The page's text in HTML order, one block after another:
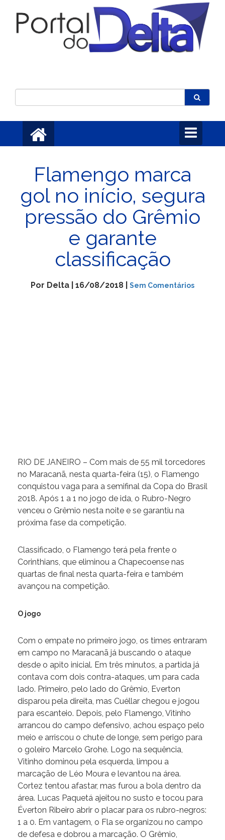
Toggle
navigation
Flamengo marca
gol no início, segura
pressão do Grêmio
e garante
classificação
Por Delta | 16/08/2018 | Sem Comentários
RIO DE JANEIRO – Com mais de 55 mil torcedores
no Maracanã, nesta quarta-feira (15), o Flamengo
conquistou vaga para a semifinal da Copa do Brasil
2018. Após 1 a 1 no jogo de ida, o Rubro-Negro
venceu o Grêmio nesta noite e se garantiu na
próxima fase da competição.
Classificado, o Flamengo terá pela frente o
Corinthians, que eliminou a Chapecoense nas
quartas de final nesta quarta-feira e também
avançou na competição.
O jogo
Com o empate no primeiro jogo, os times entraram
em campo no Maracanã já buscando o ataque
desde o apito inicial. Em três minutos, a partida já
contava com dois contra-ataques, um para cada
lado. Primeiro, pelo lado do Grêmio, Everton
disparou pela direita, mas Cuéllar chegou e jogou
para escanteio. Depois, pelo Flamengo, Vitinho
arrancou do campo defensivo, achou espaço pelo
meio e arriscou o chute de longe, sem perigo para
o goleiro Marcelo Grohe. Logo na sequência,
Vitinho dominou pela esquerda, limpou a
marcação de Léo Moura e levantou na área.
Cortez tentou afastar, mas furou a bola dentro da
área. Lucas Paquetá ajeitou no susto e tocou para
Éverton Ribeiro abrir o placar para os rubro-negros:
1 a 0. Em vantagem, o Fla se organizou no campo
de defesa e dobrou a marcação. O Grêmio,